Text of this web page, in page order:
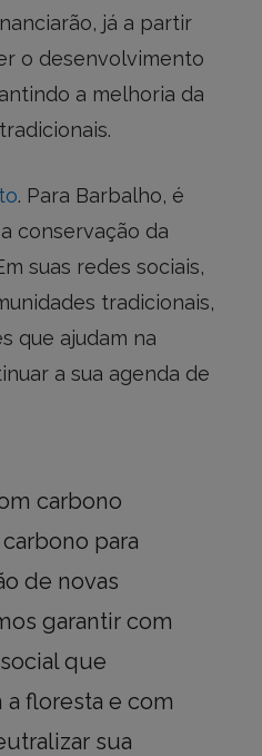
já a partir
o desenvolvimento
a melhoria da
. Para Barbalho, é
conservação da
suas redes sociais,
tradicionais,
que ajudam na
a sua agenda de
carbono
para
de novas
garantir com
que
floresta e com
sua